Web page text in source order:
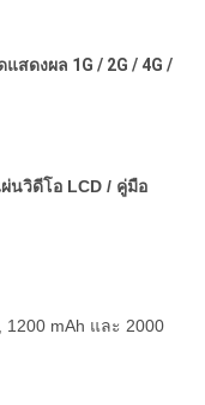
สดงผล 1G / 2G / 4G /
นวิดีโอ LCD / คู่มือ
1200 mAh และ 2000